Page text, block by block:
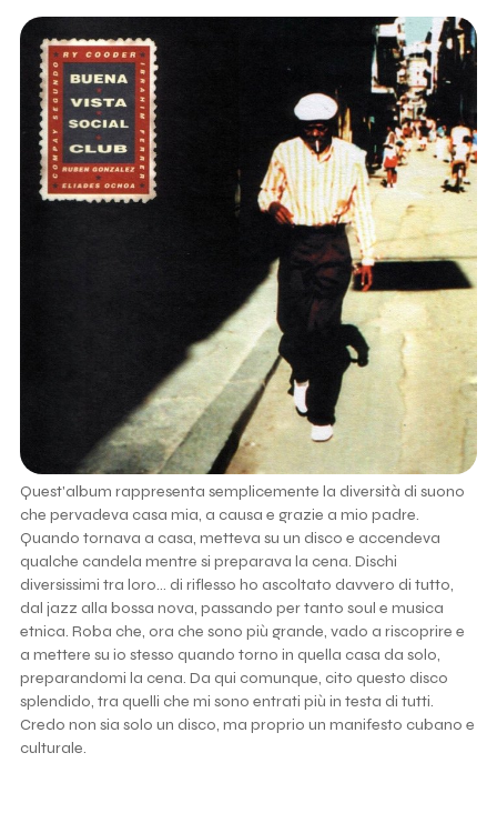
Quest'album rappresenta semplicemente la diversità di suono
che pervadeva casa mia, a causa e grazie a mio padre.
Quando tornava a casa, metteva su un disco e accendeva
qualche candela mentre si preparava la cena. Dischi
diversissimi tra loro... di riflesso ho ascoltato davvero di tutto,
dal jazz alla bossa nova, passando per tanto soul e musica
etnica. Roba che, ora che sono più grande, vado a riscoprire e
a mettere su io stesso quando torno in quella casa da solo,
preparandomi la cena. Da qui comunque, cito questo disco
splendido, tra quelli che mi sono entrati più in testa di tutti.
Credo non sia solo un disco, ma proprio un manifesto cubano e
culturale.